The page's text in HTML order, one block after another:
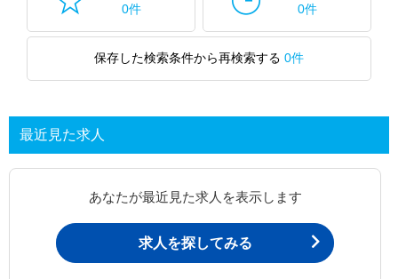
0件
0件
保存した検索条件から再検索する 0件
最近見た求人
あなたが最近見た求人を表示します
求人を探してみる